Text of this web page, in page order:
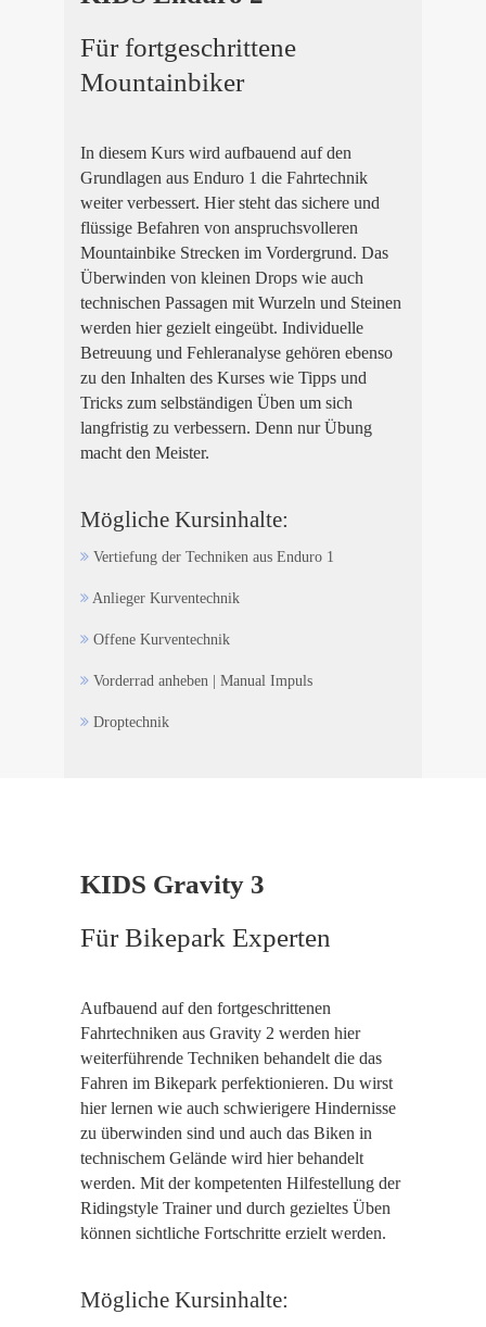
Für fortgeschrittene
Mountainbiker
In diesem Kurs wird aufbauend auf den
Grundlagen aus Enduro 1 die Fahrtechnik
weiter verbessert. Hier steht das sichere und
flüssige Befahren von anspruchsvolleren
Mountainbike Strecken im Vordergrund. Das
Überwinden von kleinen Drops wie auch
technischen Passagen mit Wurzeln und Steinen
werden hier gezielt eingeübt. Individuelle
Betreuung und Fehleranalyse gehören ebenso
zu den Inhalten des Kurses wie Tipps und
Tricks zum selbständigen Üben um sich
langfristig zu verbessern. Denn nur Übung
macht den Meister.
Mögliche Kursinhalte:
Vertiefung der Techniken aus Enduro 1
Anlieger Kurventechnik
Offene Kurventechnik
Vorderrad anheben | Manual Impuls
Droptechnik
KIDS Gravity 3
Für Bikepark Experten
Aufbauend auf den fortgeschrittenen
Fahrtechniken aus Gravity 2 werden hier
weiterführende Techniken behandelt die das
Fahren im Bikepark perfektionieren. Du wirst
hier lernen wie auch schwierigere Hindernisse
zu überwinden sind und auch das Biken in
technischem Gelände wird hier behandelt
werden. Mit der kompetenten Hilfestellung der
Ridingstyle Trainer und durch gezieltes Üben
können sichtliche Fortschritte erzielt werden.
Mögliche Kursinhalte: